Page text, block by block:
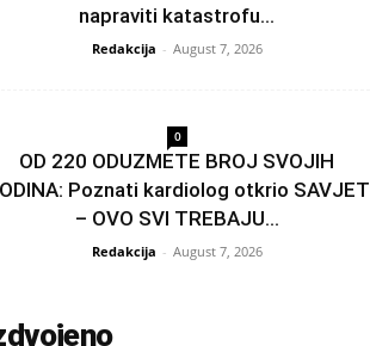
napraviti katastrofu...
Redakcija - August 7, 2026
0
OD 220 ODUZMETE BROJ SVOJIH
Poznati kardiolog otkrio SAVJET
– OVO SVI TREBAJU...
Redakcija - August 7, 2026